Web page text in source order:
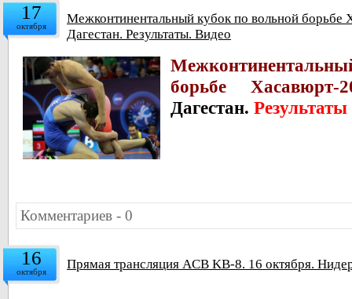
17
октября
Межконтинентальный кубок по вольной борьбе
Дагестан. Результаты. Видео
борьбе Хасавюрт-
Дагестан.
Комментариев - 0
16
октября Прямая трансляция ACB KB-8. 16 октября.